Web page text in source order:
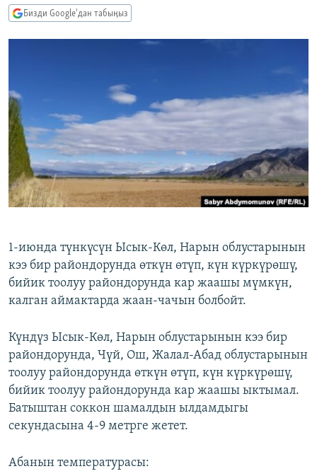
ЭКСПЕРТТЕР ТАЛДАЙТ
АЗАТТЫК+
ЫҢГАЙСЫЗ СУРООЛОР
ӨЗГӨЧӨ ПИКИР
ОНЛАЙН ШЕРИНЕ
ЭЕ/АРнун бардык сайттары
Бизди Google'дан табыңыз
1-июнда түнкүсүн Ысык-Көл, Нарын облустарынын
кээ бир райондорунда өткүн өтүп, күн күркүрөшү,
бийик тоолуу райондорунда кар жаашы мүмкүн,
калган аймактарда жаан-чачын болбойт.
Күндүз Ысык-Көл, Нарын облустарынын кээ бир
райондорунда, Чүй, Ош, Жалал-Абад облустарынын
тоолуу райондорунда өткүн өтүп, күн күркүрөшү,
бийик тоолуу райондорунда кар жаашы ыктымал.
Батыштан соккон шамалдын ылдамдыгы
секундасына 4-9 метрге жетет.
Абанын температурасы: